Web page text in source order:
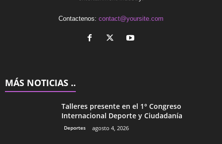
Contactenos: contact@yoursite.com
MÁS NOTICIAS ..
Talleres presente en el 1° Congreso
Internacional Deporte y Ciudadanía
Deportes agosto 4, 2026